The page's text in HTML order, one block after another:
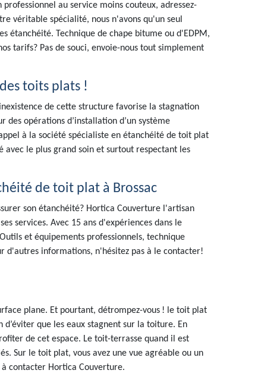
au service moins couteux, adressez-
véritable spécialité, nous n'avons qu'un seul
étanchéité. Technique de chape bitume ou d'EDPM,
tarifs? Pas de souci, envoie-nous tout simplement
toits plats !
de cette structure favorise la stagnation
des opérations d’installation d’un système
à la société spécialiste en étanchéité de toit plat
le plus grand soin et surtout respectant les
de toit plat à Brossac
son étanchéité? Hortica Couverture l'artisan
services. Avec 15 ans d'expériences dans le
et équipements professionnels, technique
d'autres informations, n'hésitez pas à le contacter!
plane. Et pourtant, détrompez-vous ! le toit plat
que les eaux stagnent sur la toiture. En
de cet espace. Le toit-terrasse quand il est
Sur le toit plat, vous avez une vue agréable ou un
contacter Hortica Couverture.